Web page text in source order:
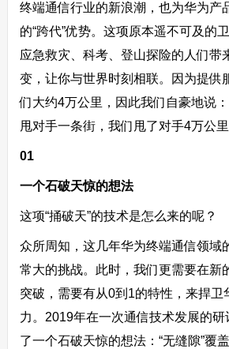
终端通信行业的新浪潮，也为华为产
的“跨代”优势。这项原本遥不可及的
应急救灾、科考、登山探险的人们带
变，让你与世界时刻相联。因为提供
们大约4万公里，因此我们自豪地说
甩对手一条街，我们甩了对手4万公里
01
一个石破天惊的想法
这项“捅破天”的技术是怎么来的呢？
众所周知，这几年华为终端通信领域
常大的挑战。此时，我们更需要在新
突破，需要有从0到1的特性，来捍卫
力。2019年在一次通信技术发展的研
了一个石破天惊的想法：“无缝隙”覆